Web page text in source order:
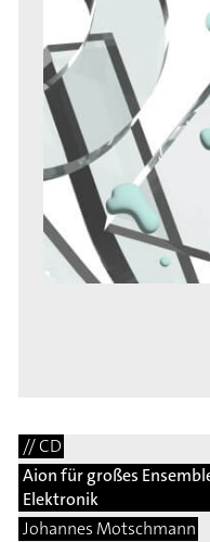
// CD
Aion für großes
Elektronik
Johannes Motschmann